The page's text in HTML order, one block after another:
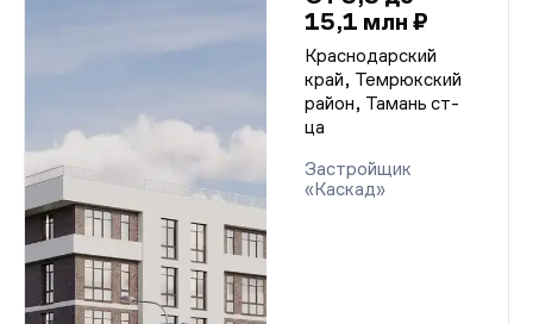
15,1 млн ₽
Краснодарский
край, Темрюкский
район, Тамань ст-
ца
Застройщик
«Каскад»